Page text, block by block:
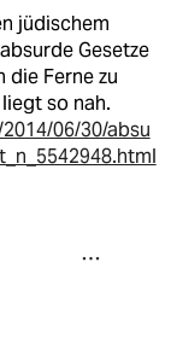
jüdischem
Gesetze
Ferne zu
so nah.
06/30/absu